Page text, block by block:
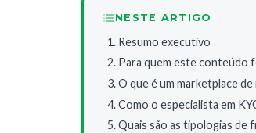
NESTE ARTIGO
Resumo executivo
Para quem este conteúdo
O que é um marketplace
Como o especialista em
Quais são as tipologias de